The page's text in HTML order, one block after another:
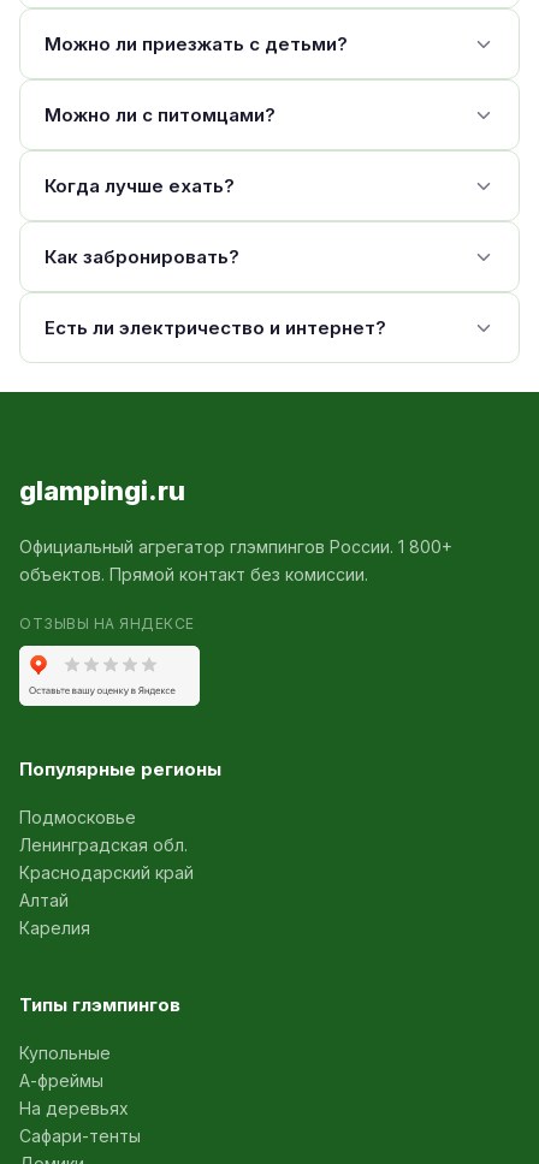
Можно ли приезжать с детьми?
Можно ли с питомцами?
Когда лучше ехать?
Как забронировать?
Есть ли электричество и интернет?
glampingi.ru
Официальный агрегатор глэмпингов России. 1 800+
объектов. Прямой контакт без комиссии.
ОТЗЫВЫ НА ЯНДЕКСЕ
Популярные регионы
Подмосковье
Ленинградская обл.
Краснодарский край
Алтай
Карелия
Типы глэмпингов
Купольные
А-фреймы
На деревьях
Сафари-тенты